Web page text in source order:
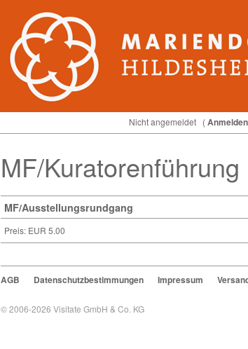
Nicht angemeldet (Anmelden
MF/Kuratorenführung
MF/Ausstellungsrundgang
Preis: EUR 5.00
AGB Datenschutzbestimmungen Impressum
© 2006-2026 Visitate GmbH & Co. KG